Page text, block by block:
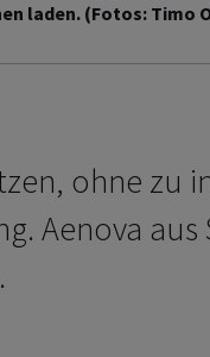
laden. (Fotos: Timo
ohne zu
Aenova aus